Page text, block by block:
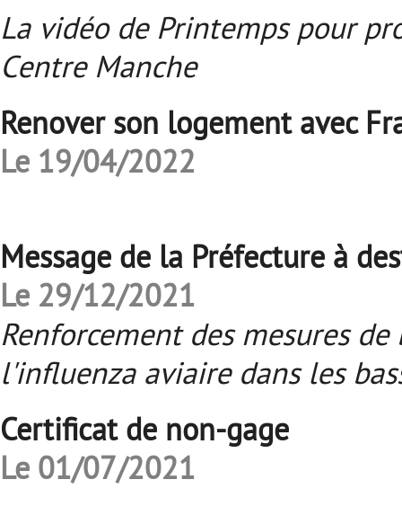
La vidéo de Printemps pour
Centre Manche
Renover son logement avec
Le 19/04/2022
Message de la Préfecture à
Le 29/12/2021
Renforcement des mesures
l'influenza aviaire dans les
Certificat de non-gage
Le 01/07/2021